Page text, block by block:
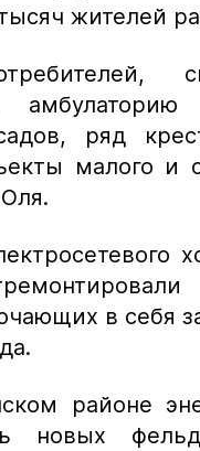
жителей
ряд
малого и
в себя
районе
новых